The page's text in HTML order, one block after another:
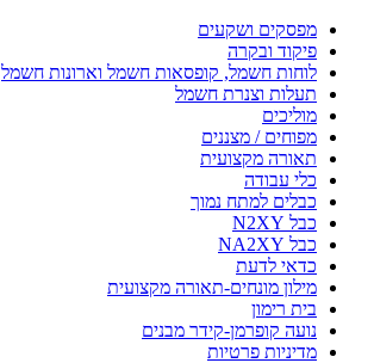
מפסקים ושקעים
פיקוד ובקרה
לוחות חשמל, קופסאות חשמל וארונות חשמל
תעלות וצנרת חשמל
מוליכים
מפוחים / מצננים
תאורה מקצועית
כלי עבודה
כבלים למתח נמוך
כבל N2XY
כבל NA2XY
כדאי לדעת
מילון מונחים-תאורה מקצועית
בית רימון
נועה קופרמן-קידר מבנים
מדיניות פרטיות